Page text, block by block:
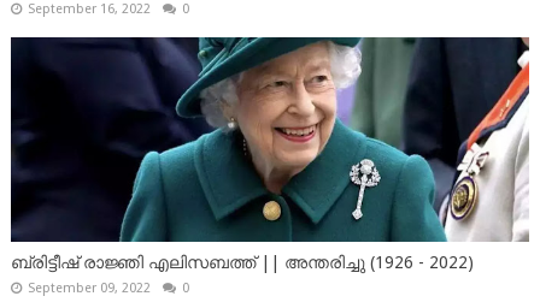
September 16, 2022 0
ബ്രിട്ടീഷ് രാജ്ഞി എലിസബത്ത് || അന്തരിച്ചു (1926 - 2022)
September 09, 2022 0